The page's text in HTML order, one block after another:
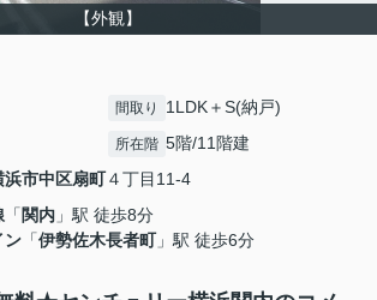
【外観】
間取り 1LDK＋S(納戸)
所在階 5階/11階建
浜市中区扇町４丁目11-4
「 関内 」駅 徒歩8分
ン 「伊勢佐木長者町」駅 徒歩6分